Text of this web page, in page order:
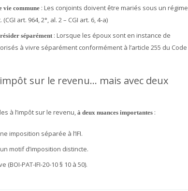
vie commune : Les conjoints doivent être mariés sous un régime
art. 964, 2°, al. 2 – CGI art. 6, 4-a)
séparément: Lorsque les époux sont en instance de
à vivre séparément conformément à l’article 255 du Code
sur le revenu… mais avec deux
à l’impôt sur le revenu, à deux nuances importantes :
imposition séparée à l’IFI.
motif d’imposition distincte.
PAT-IFI-20-10 § 10 à 50).